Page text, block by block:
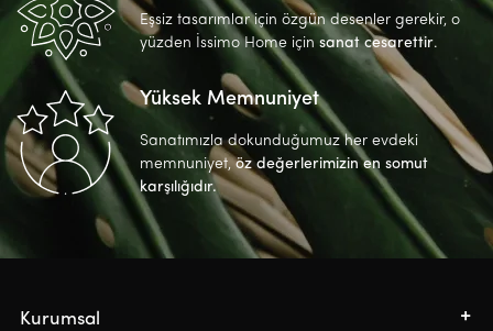
Eşsiz tasarımlar için özgün desenler gerekir, o
yüzden İssimo Home içinsanat cesarettir.
Yüksek Memnuniyet
Sanatımızla dokunduğumuz her evdeki
memnuniyet, öz değerlerimizin en somut
karşılığıdır.
Kurumsal